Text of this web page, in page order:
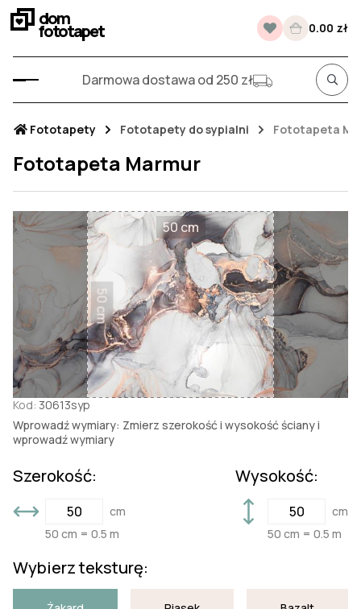
dom
fototapet 0.00 zł
Darmowa dostawa od 250 zł
Fototapety Fototapety do sypialni Fototapeta
Fototapeta Marmur
50 cm
50 cm
Kod: 30613syp
Wprowadź wymiary: Zmierz szerokość i wysokość ściany i
wprowadź wymiary
Szerokość:
cm
50 cm = 0.5 m
Wysokość:
cm
50 cm = 0.5 m
Wybierz teksturę: